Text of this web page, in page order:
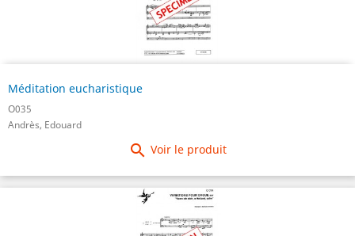
Méditation eucharistique
O035
Andrès, Edouard
 Voir le produit